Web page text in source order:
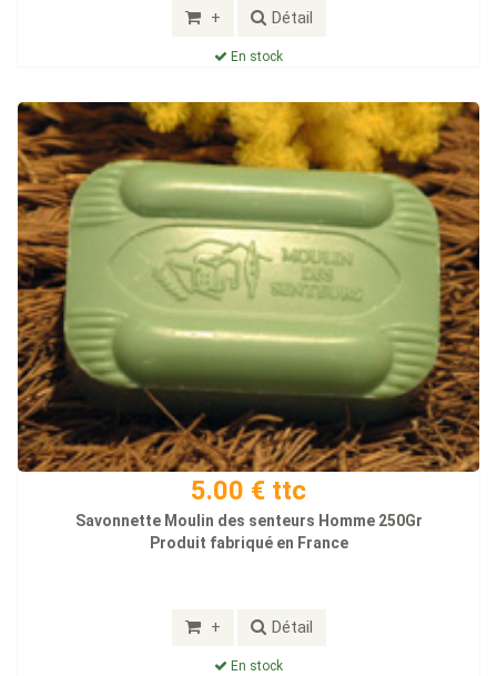
+ Détail
En stock
5.00 € ttc
Savonnette Moulin des senteurs Homme 250Gr
Produit fabriqué en France
+ Détail
En stock